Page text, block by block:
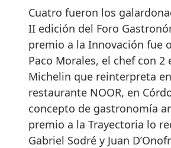
Cuatro fueron los
II edición del Foro
premio a la Innovación fue
Paco Morales, el chef con 2
Michelin que reinterpreta
restaurante NOOR, en
concepto de gastronomía
premio a la Trayectoria lo
Gabriel Sodré y Juan